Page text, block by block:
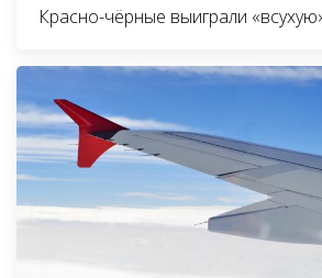
Красно-чёрные выиграли